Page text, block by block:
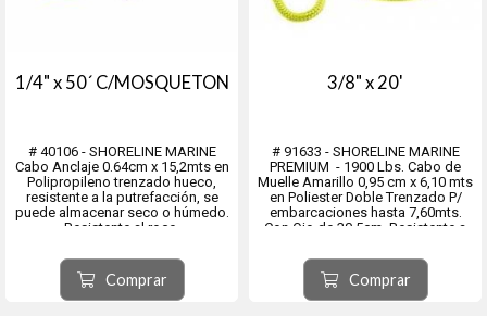
1/4" x 50´ C/MOSQUETON
# 40106 - SHORELINE MARINE
Cabo Anclaje 0.64cm x 15,2mts en
Polipropileno trenzado hueco,
resistente a la putrefacción, se
puede almacenar seco o húmedo.
Resistente al roce.
Comprar
3/8" x 20'
# 91633 - SHORELINE MARINE
PREMIUM - 1900 Lbs. Cabo de
Muelle Amarillo 0,95 cm x 6,10 mts
en Poliester Doble Trenzado P/
embarcaciones hasta 7,60mts.
Con Ojo de 30,5cm. Resistente a
Comprar